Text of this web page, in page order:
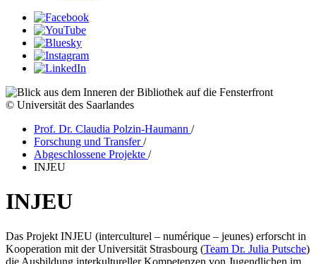
© Universität des Saarlandes
Prof. Dr. Claudia Polzin-Haumann /
Forschung und Transfer/
Abgeschlossene Projekte /
INJEU
INJEU
Das Projekt INJEU (interculturel – numérique – jeunes) erforscht in
Kooperation mit der Universität Strasbourg (Team Dr. Julia Putsche)
die Ausbildung interkultureller Kompetenzen von Jugendlichen im